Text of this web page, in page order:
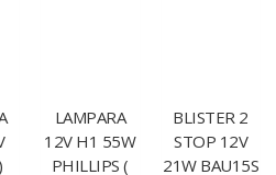
LAMPARA
12V H1 55W
PHILLIPS (
BLISTER 2
STOP 12V
21W BAU15S